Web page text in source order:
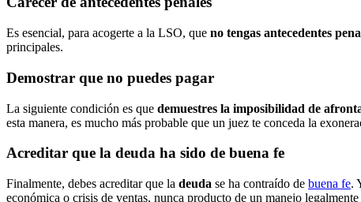
Es esencial, para acogerte a la LSO, que no tengas antecedentes
principales.
Demostrar que no puedes pagar
La siguiente condición es que demuestres la imposibilidad de
esta manera, es mucho más probable que un juez te conceda la
Acreditar que la deuda ha sido de buena fe
Finalmente, debes acreditar que la deuda se ha contraído de buena fe.
económica o crisis de ventas, nunca producto de un manejo